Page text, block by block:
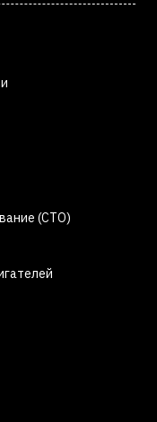
(СТО)